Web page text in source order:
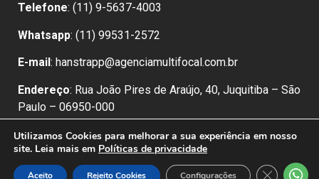
Telefone: (11) 9-5637-4003
Whatsapp: (11) 99531-2572
E-mail: hanstrapp@agenciamultifocal.com.br
Endereço: Rua João Pires de Araújo, 40, Juquitiba – São
Paulo – 06950-000
Políticas de Privacidade
Utilizamos Cookies para melhorar a sua experiência em nosso
site. Leia mais em Políticas de privacidade
Aceito Rejeito Cookies Configurações Close